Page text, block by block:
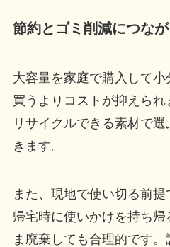
節約とゴミ削減につな
大容量を家庭で購入して
買うよりコストが抑えら
リサイクルできる素材で
きます。
また、現地で使い切る前提
帰宅時に使いかけを持ち帰
ま廃棄しても合理的です